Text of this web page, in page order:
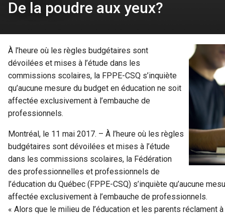
De la poudre aux yeux?
À l’heure où les règles budgétaires sont
dévoilées et mises à l’étude dans les
commissions scolaires, la FPPE-CSQ s’inquiète
qu’aucune mesure du budget en éducation ne soit
affectée exclusivement à l’embauche de
professionnels.
Montréal, le 11 mai 2017. – À l’heure où les règles
budgétaires sont dévoilées et mises à l’étude
dans les commissions scolaires, la Fédération
des professionnelles et professionnels de
l’éducation du Québec (FPPE-CSQ) s’inquiète qu’aucune
affectée exclusivement à l’embauche de professionnels.
« Alors que le milieu de l’éducation et les parents réclament